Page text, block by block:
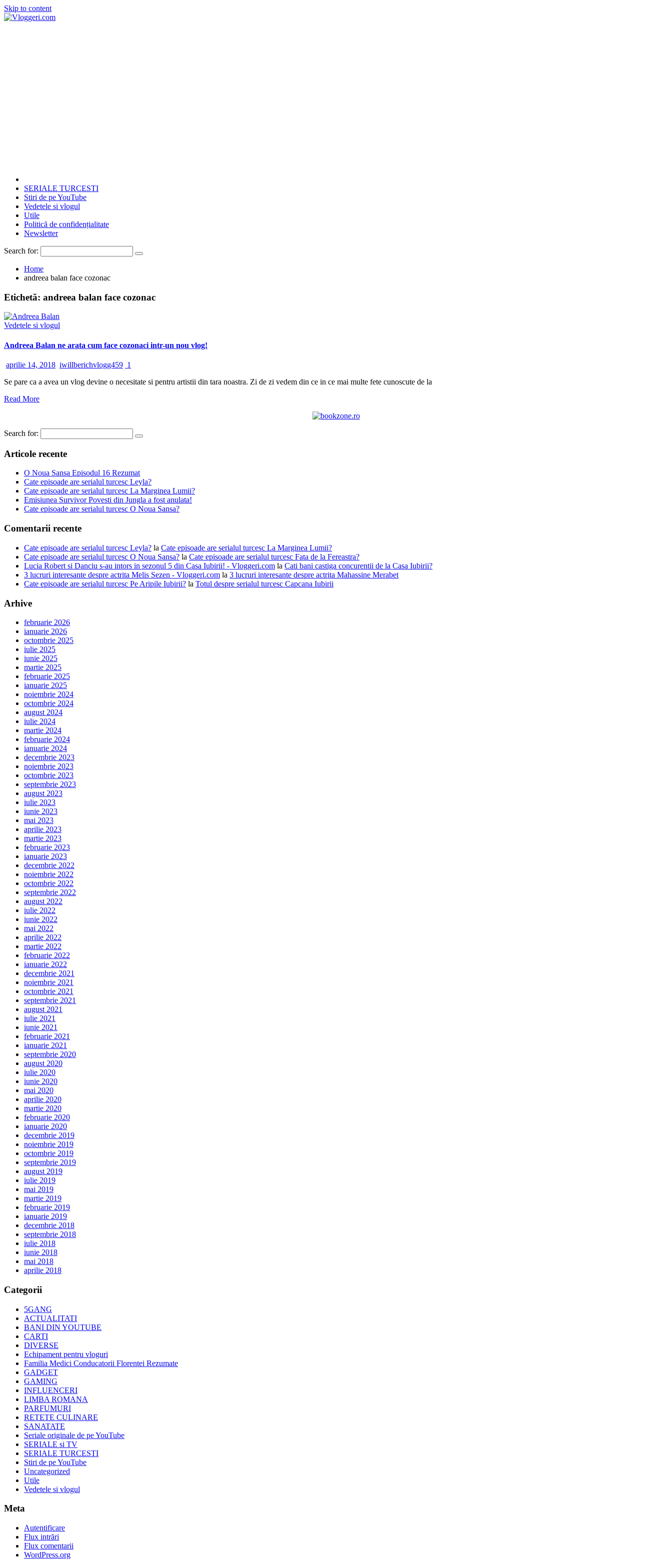
Skip to content
SERIALE TURCESTI
Stiri de pe YouTube
Vedetele si vlogul
Utile
Politică de confidențialitate
Newsletter
Search for:
Home
andreea balan face cozonac
Etichetă: andreea balan face cozonac
Vedetele si vlogul
Andreea Balan ne arata cum face cozonaci intr-un nou vlog!
aprilie 14, 2018 iwillberichvlogg459 1
Se pare ca a avea un vlog devine o necesitate si pentru artistii din tara noastra. Zi de zi vedem din ce in ce mai multe fete cunoscute de la
Read More
Search for:
Articole recente
O Noua Sansa Episodul 16 Rezumat
Cate episoade are serialul turcesc Leyla?
Cate episoade are serialul turcesc La Marginea Lumii?
Emisiunea Survivor Povesti din Jungla a fost anulata!
Cate episoade are serialul turcesc O Noua Sansa?
Comentarii recente
Cate episoade are serialul turcesc Leyla? la Cate episoade are serialul turcesc La Marginea Lumii?
Cate episoade are serialul turcesc O Noua Sansa? la Cate episoade are serialul turcesc Fata de la Fereastra?
Lucia Robert si Danciu s-au intors in sezonul 5 din Casa Iubirii! - Vloggeri.com la Cati bani castiga concurentii de la Casa Iubirii?
3 lucruri interesante despre actrita Melis Sezen - Vloggeri.com la 3 lucruri interesante despre actrita Mahassine Merabet
Cate episoade are serialul turcesc Pe Aripile Iubirii? la Totul despre serialul turcesc Capcana Iubirii
Arhive
februarie 2026
ianuarie 2026
octombrie 2025
iulie 2025
iunie 2025
martie 2025
februarie 2025
ianuarie 2025
noiembrie 2024
octombrie 2024
august 2024
iulie 2024
martie 2024
februarie 2024
ianuarie 2024
decembrie 2023
noiembrie 2023
octombrie 2023
septembrie 2023
august 2023
iulie 2023
iunie 2023
mai 2023
aprilie 2023
martie 2023
februarie 2023
ianuarie 2023
decembrie 2022
noiembrie 2022
octombrie 2022
septembrie 2022
august 2022
iulie 2022
iunie 2022
mai 2022
aprilie 2022
martie 2022
februarie 2022
ianuarie 2022
decembrie 2021
noiembrie 2021
octombrie 2021
septembrie 2021
august 2021
iulie 2021
iunie 2021
februarie 2021
ianuarie 2021
septembrie 2020
august 2020
iulie 2020
iunie 2020
mai 2020
aprilie 2020
martie 2020
februarie 2020
ianuarie 2020
decembrie 2019
noiembrie 2019
octombrie 2019
septembrie 2019
august 2019
iulie 2019
mai 2019
martie 2019
februarie 2019
ianuarie 2019
decembrie 2018
septembrie 2018
iulie 2018
iunie 2018
mai 2018
aprilie 2018
Categorii
5GANG
ACTUALITATI
BANI DIN YOUTUBE
CARTI
DIVERSE
Echipament pentru vloguri
Familia Medici Conducatorii Florentei Rezumate
GADGET
GAMING
INFLUENCERI
LIMBA ROMANA
PARFUMURI
RETETE CULINARE
SANATATE
Seriale originale de pe YouTube
SERIALE si TV
SERIALE TURCESTI
Stiri de pe YouTube
Uncategorized
Utile
Vedetele si vlogul
Meta
Autentificare
Flux intrări
Flux comentarii
WordPress.org